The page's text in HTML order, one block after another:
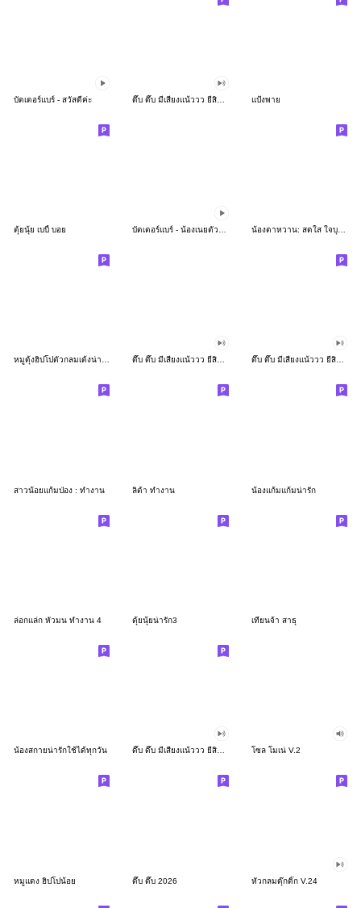
บัตเตอร์แบร์ - สวัสดีค่ะ แป้งพาย
ตุ้ยนุ้ย เบบี้ บอย น้องตาหวาน: สดใส ใจบุญ (สีพาสเทล)
หมูดุ้งฮิปโปตัวกลมเด้งน่ารัก ดึ๊บ ดึ๊บ มีเสียงแน้ววว ยี่สิบเจ็ด ดึ๊บ ดึ๊บ มีเสียงแน้ววว ยี่สิบหก
สาวน้อยแก้มป่อง : ทำงาน ลิต้า ทำงาน น้องแก้มแก้มน่ารัก
ล่อกแล่ก หัวมน ทำงาน 4 ตุ้ยนุ้ยน่ารัก3 เทียนจ้า สาธุ
น้องสกายน่ารักใช้ได้ทุกวัน ดึ๊บ ดึ๊บ มีเสียงแน้ววว ยี่สิบสอง โซล โมเน่ V.2
หมูแดง ฮิปโปน้อย ดึ๊บ ดึ๊บ 2026 หัวกลมดุ๊กดิ๊ก V.24